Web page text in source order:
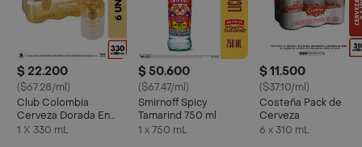
$ 22.200
($67.28/ml)
Club Colombia
Cerveza Dorada En
Lata 330 ML X6 Unds
1 X 330 mL
$ 50.600
($67.47/ml)
Smirnoff Spicy
Tamarind 750 ml
1 x 750 mL
$ 11.500
($37.10/ml)
Costeña Pack de
Cerveza
6 x 310 mL